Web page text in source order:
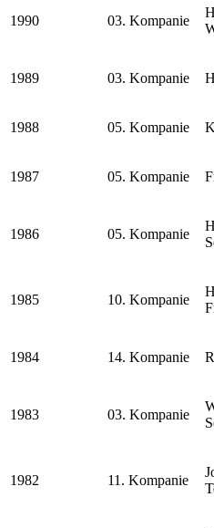
1990 03. Kompanie
1989 03. Kompanie
1988 05. Kompanie
1987 05. Kompanie
1986 05. Kompanie
1985 10. Kompanie
1984 14. Kompanie
1983 03. Kompanie
1982 11. Kompanie